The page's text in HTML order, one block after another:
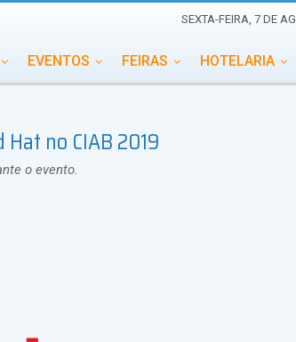
SEXTA-FEIRA, 7 DE
EVENTOS FEIRAS HOTELARIA
MEMORIAL DE EVENTOS
no CIAB 2019
o evento.